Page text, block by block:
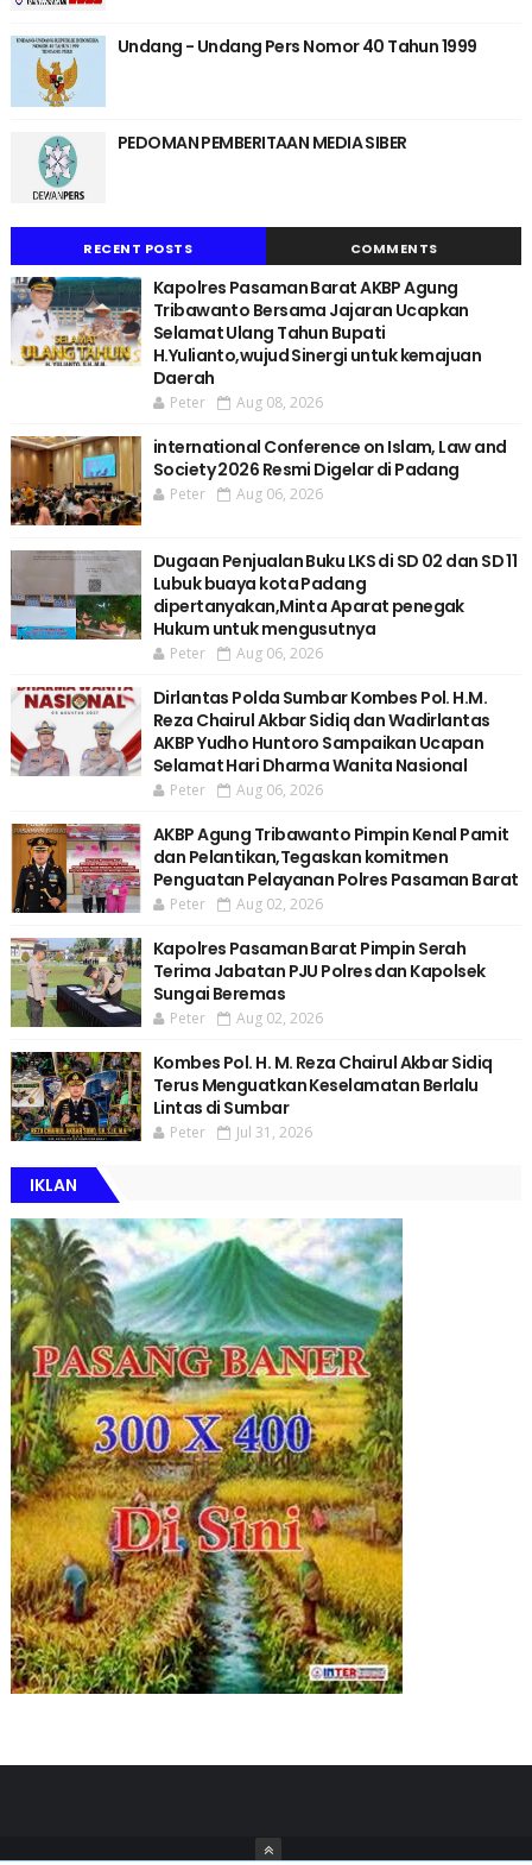
Undang - Undang Pers Nomor 40 Tahun 1999
PEDOMAN PEMBERITAAN MEDIA SIBER
RECENT POSTS COMMENTS
Kapolres Pasaman Barat AKBP Agung
Tribawanto Bersama Jajaran Ucapkan
Selamat Ulang Tahun Bupati
H.Yulianto,wujud Sinergi untuk kemajuan
Daerah
Peter Aug 08, 2026
international Conference on Islam, Law and
Society 2026 Resmi Digelar di Padang
Peter Aug 06, 2026
Dugaan Penjualan Buku LKS di SD 02 dan SD 11
Lubuk buaya kota Padang
dipertanyakan,Minta Aparat penegak
Hukum untuk mengusutnya
Peter Aug 06, 2026
Dirlantas Polda Sumbar Kombes Pol. H.M.
Reza Chairul Akbar Sidiq dan Wadirlantas
AKBP Yudho Huntoro Sampaikan Ucapan
Selamat Hari Dharma Wanita Nasional
Peter Aug 06, 2026
AKBP Agung Tribawanto Pimpin Kenal Pamit
dan Pelantikan,Tegaskan komitmen
Penguatan Pelayanan Polres Pasaman Barat
Peter Aug 02, 2026
Kapolres Pasaman Barat Pimpin Serah
Terima Jabatan PJU Polres dan Kapolsek
Sungai Beremas
Peter Aug 02, 2026
Kombes Pol. H. M. Reza Chairul Akbar Sidiq
Terus Menguatkan Keselamatan Berlalu
Lintas di Sumbar
Peter Jul 31, 2026
IKLAN